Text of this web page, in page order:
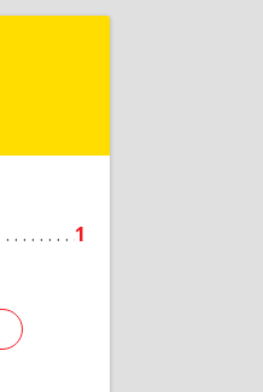
1